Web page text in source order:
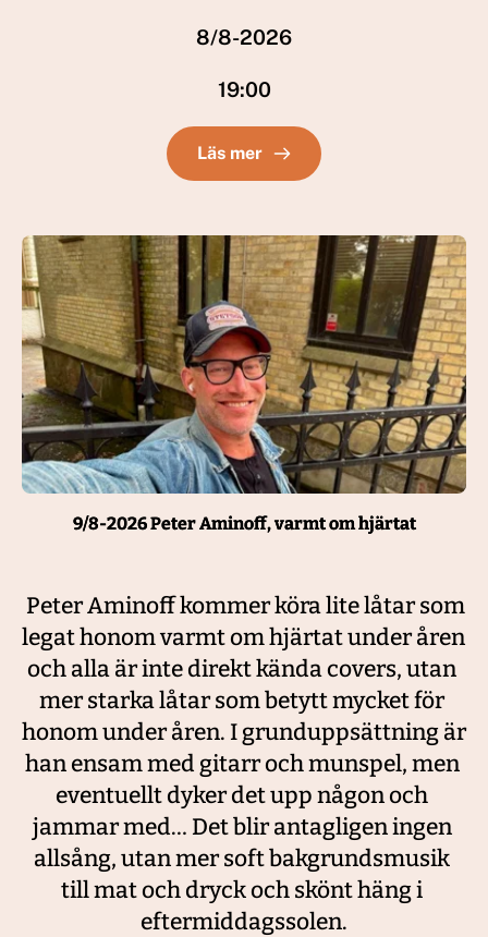
8/8-2026
19:00
Läs mer
9/8-2026 Peter Aminoff, varmt om hjärtat
Peter Aminoff kommer köra lite låtar som
legat honom varmt om hjärtat under åren
och alla är inte direkt kända covers, utan
mer starka låtar som betytt mycket för
honom under åren. I grunduppsättning är
han ensam med gitarr och munspel, men
eventuellt dyker det upp någon och
jammar med… Det blir antagligen ingen
allsång, utan mer soft bakgrundsmusik
till mat och dryck och skönt häng i
eftermiddagssolen.